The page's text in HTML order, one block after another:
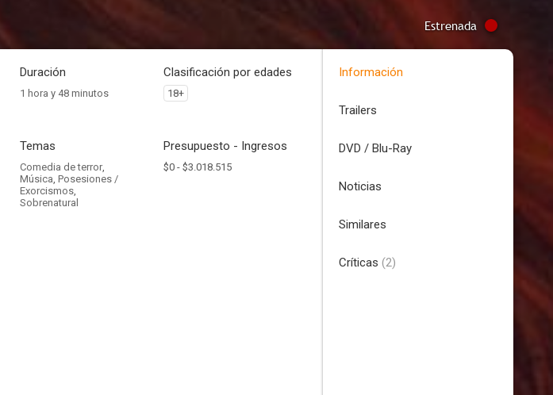
Estrenada
Duración
1 hora y 48 minutos
Clasificación por edades
18+
Temas
Comedia de terror,
Música, Posesiones /
Exorcismos,
Sobrenatural
Presupuesto - Ingresos
$0 - $3.018.515
Información
Trailers
DVD / Blu-Ray
Noticias
Similares
Críticas (2)